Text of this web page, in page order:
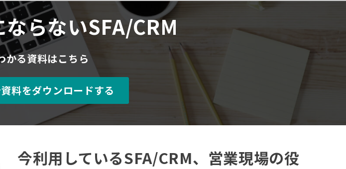
らないSFA/CRM
かる資料はこちら
料をダウンロードする
今利用しているSFA/CRM、営業現場の役